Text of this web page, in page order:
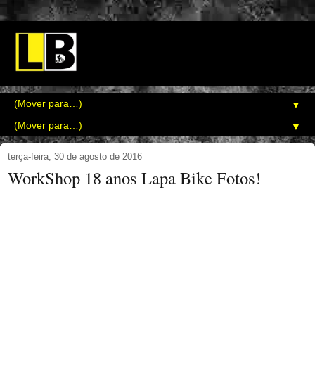
▼
▼
terça-feira, 30 de agosto de 2016
WorkShop 18 anos Lapa Bike Fotos!